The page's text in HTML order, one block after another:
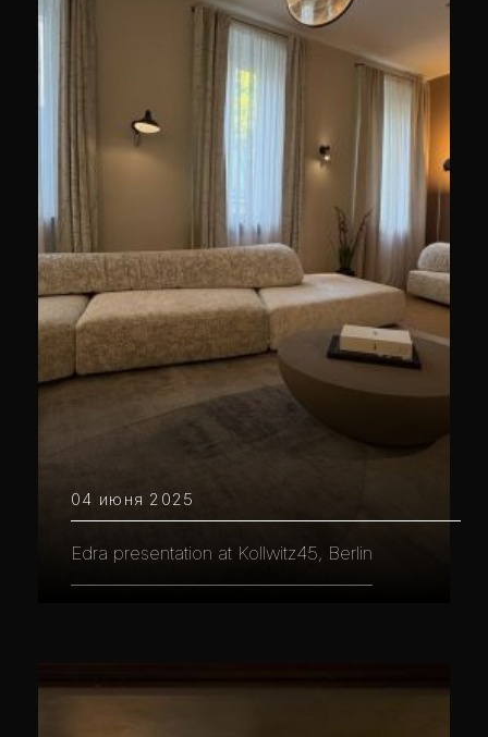
04 июня 2025
Edra presentation at Kollwitz45, Berlin